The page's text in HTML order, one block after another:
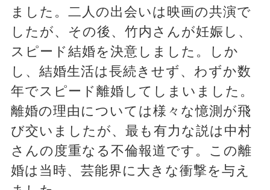
ました。二人の出会いは映画の共演で
したが、その後、竹内さんが妊娠し、
スピード結婚を決意しました。しか
し、結婚生活は長続きせず、わずか数
年でスピード離婚してしまいました。
離婚の理由については様々な憶測が飛
び交いましたが、最も有力な説は中村
さんの度重なる不倫報道です。この離
婚は当時、芸能界に大きな衝撃を与え